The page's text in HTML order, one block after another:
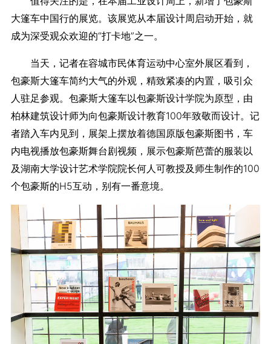
大篷车中国行的展览。该展览从本届设计周启动开始，就
成为深受观众欢迎的“打卡地”之一。
当天，记者在容城市民体育运动中心室外展区看到，
包豪斯大篷车简约大气的外观，精致紧凑的内置，吸引众
人驻足参观。包豪斯大篷车以包豪斯设计学院为原型，由
柏林建筑设计师为向包豪斯设计教育100年致敬而设计。记
者踏入车内见到，展架上摆放着德国原版包豪斯图书，车
内电视播放包豪斯舞台剧视频，展示包豪斯芭蕾的服装以
及湖南大学设计艺术学院院长何人可教授及师生制作的100
个包豪斯的H5互动，别有一番意境。